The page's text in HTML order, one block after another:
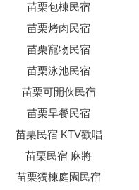
苗栗包棟民宿
苗栗烤肉民宿
苗栗寵物民宿
苗栗泳池民宿
苗栗可開伙民宿
苗栗早餐民宿
苗栗民宿 KTV歡唱
苗栗民宿 麻將
苗栗獨棟庭園民宿